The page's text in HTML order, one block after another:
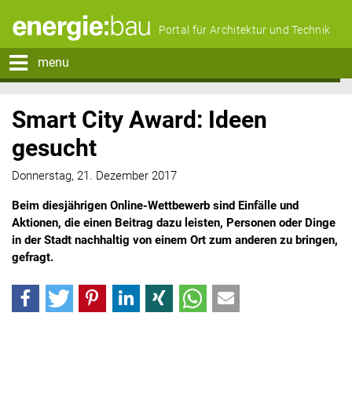
Portal für Architektur und Technik
menu
Smart City Award: Ideen
gesucht
Donnerstag, 21. Dezember 2017
Beim diesjährigen Online-Wettbewerb sind Einfälle und
Aktionen, die einen Beitrag dazu leisten, Personen oder Dinge
in der Stadt nachhaltig von einem Ort zum anderen zu bringen,
gefragt.